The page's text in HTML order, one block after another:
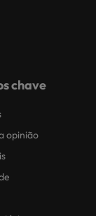
chave
opinião